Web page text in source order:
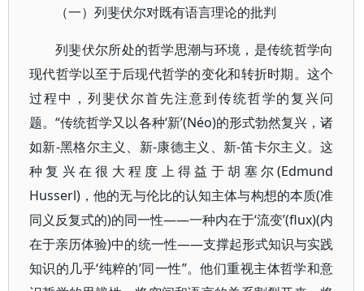
（一）列斐伏尔对既有语言理论的批判
列斐伏尔所处的哲学思潮与环境，是传统哲学向
现代哲学以至于后现代哲学的变化和转折时期。这个
过程中，列斐伏尔首先注意到传统哲学的复兴问
题。“传统哲学又以各种‘新’(Néo)的形式勃然复兴，诸
如新-黑格尔主义、新-康德主义、新-笛卡尔主义。这
种复兴在很大程度上得益于胡塞尔(Edmund
Husserl)，他的无与伦比的认知主体与构想的本质(准
同义反复式的)的同一性——一种内在于‘流变’(flux)(内
在于亲历体验)中的统一性——支撑起形式知识与实践
知识的几乎‘纯粹的’同一性”。他们重视主体哲学和意